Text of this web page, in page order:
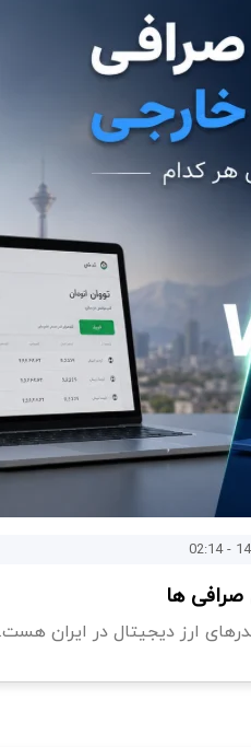
ها
ارز دیجیتال در ایران